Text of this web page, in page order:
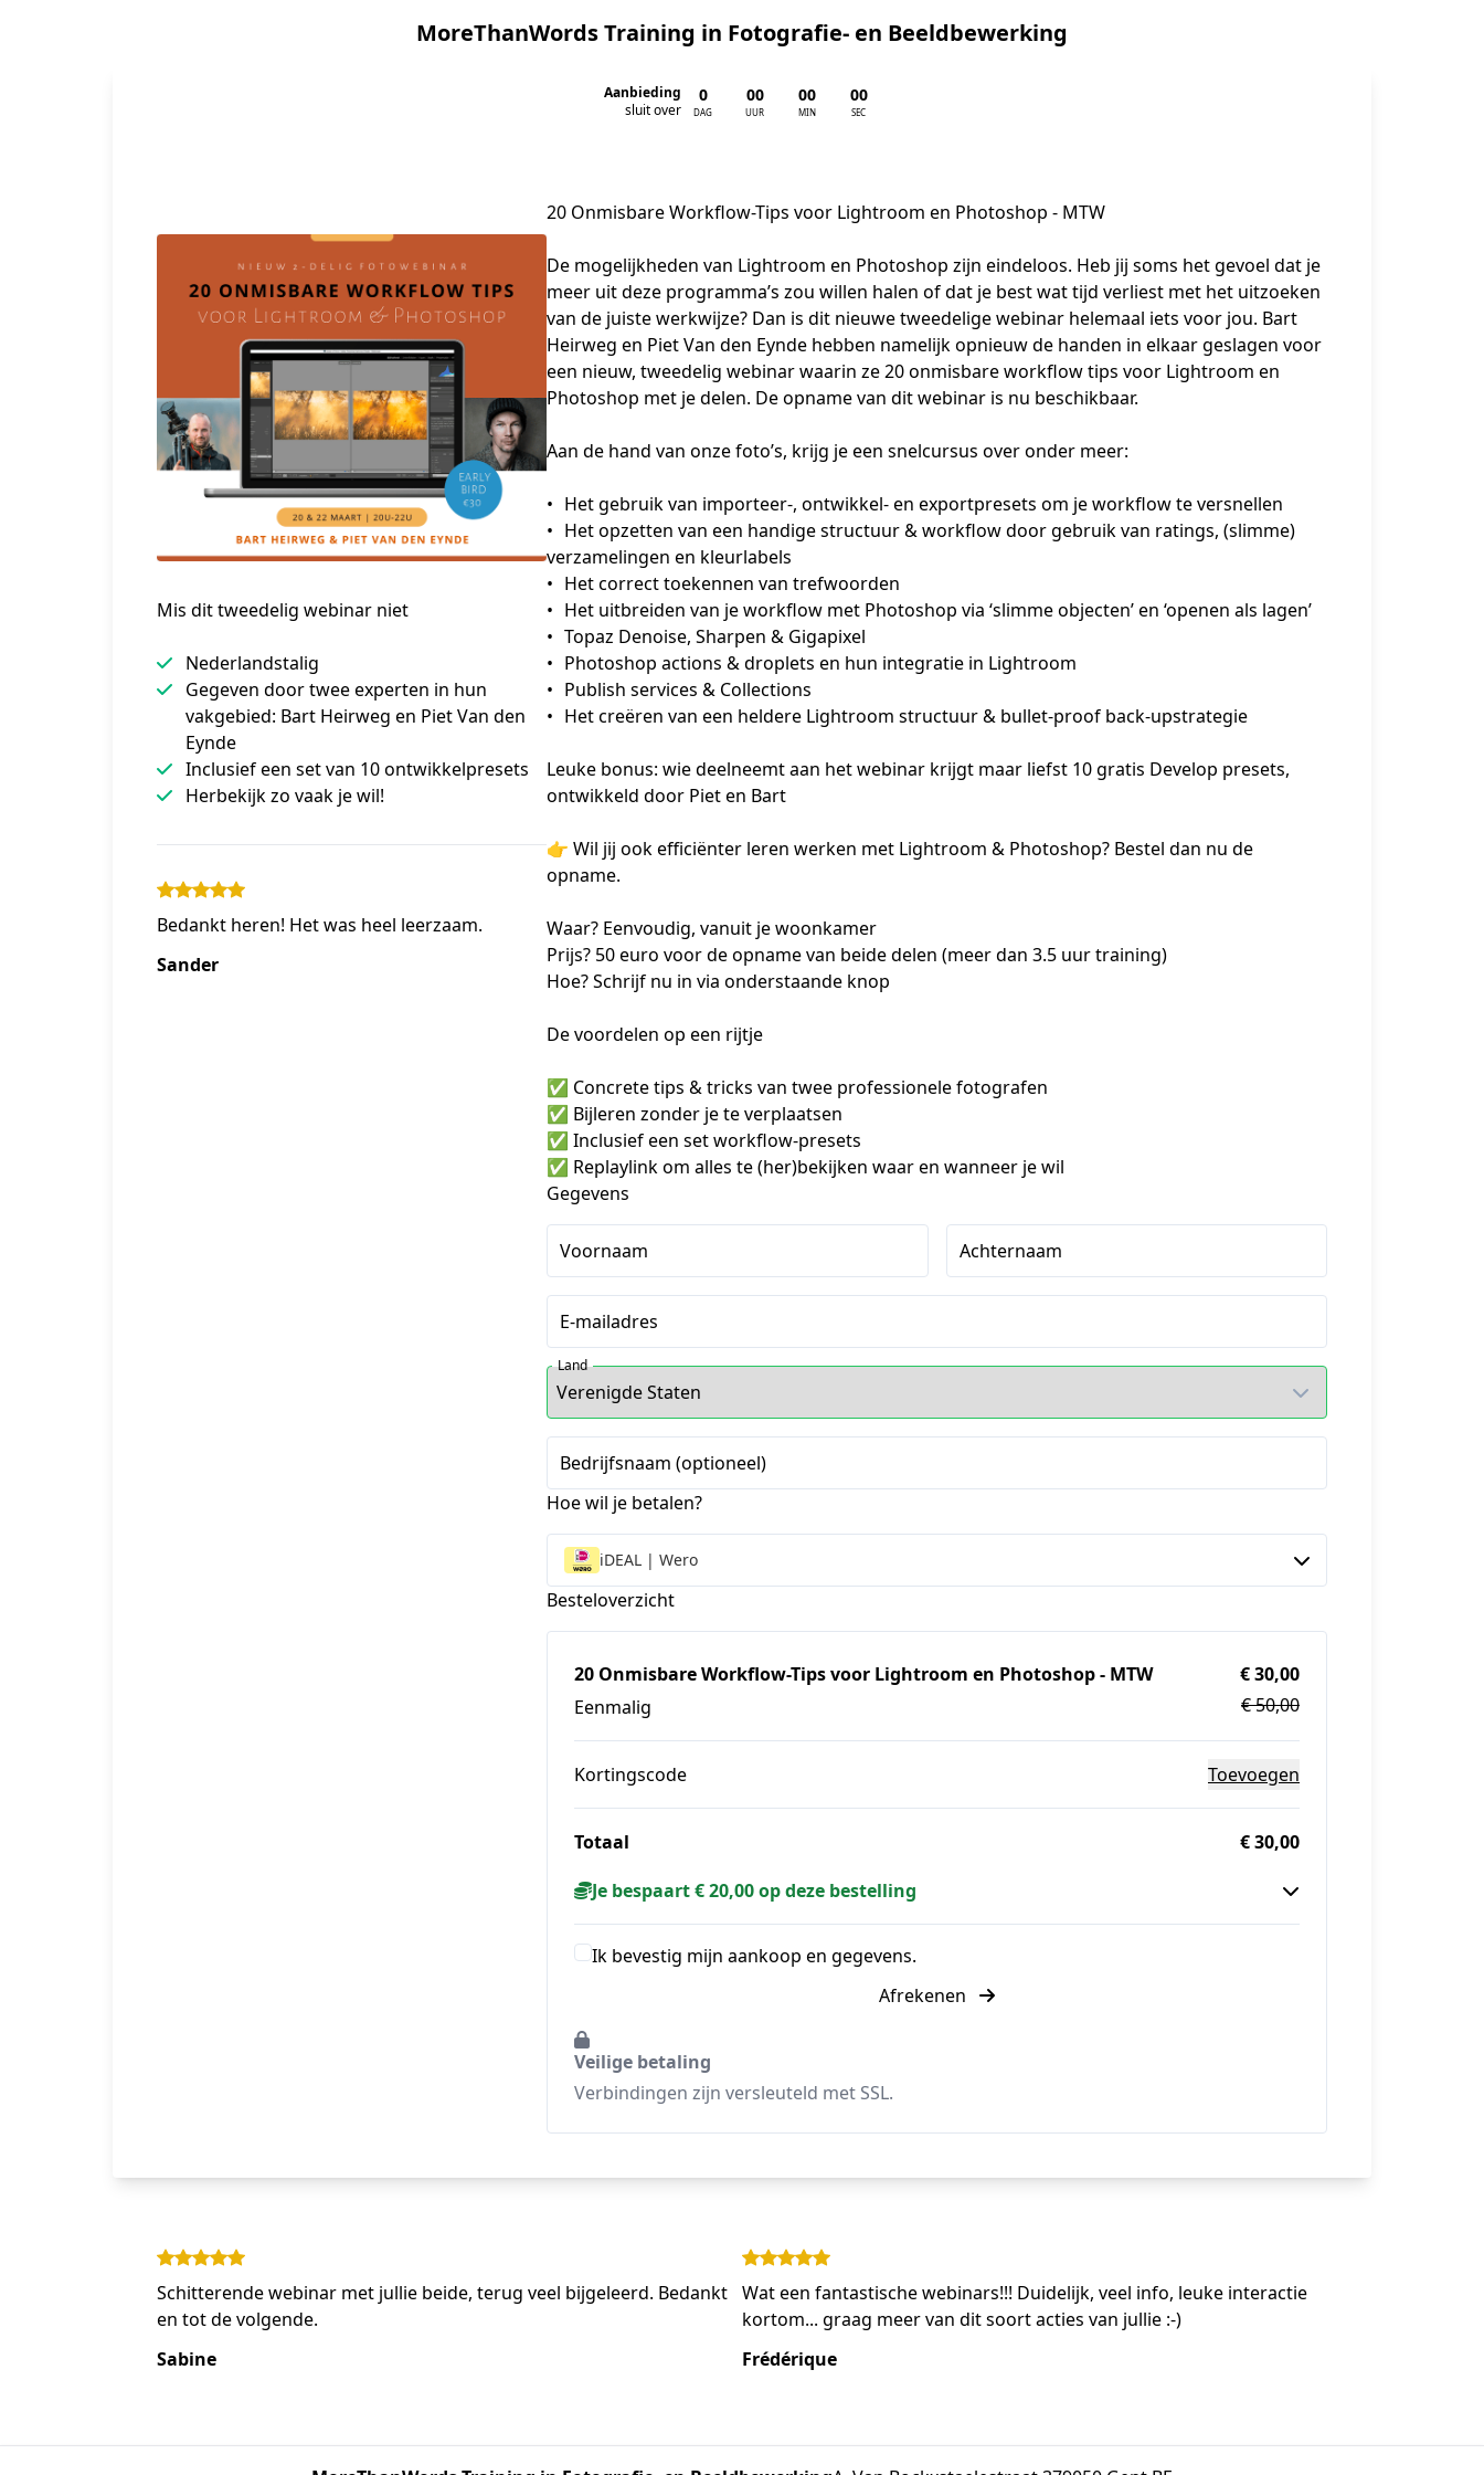
MoreThanWords Training in Fotografie- en Beeldbewerking
Aanbieding
sluit over
0
DAG
00
UUR
00
MIN
00
SEC
Mis dit tweedelig webinar niet
Nederlandstalig
Gegeven door twee experten in hun
vakgebied: Bart Heirweg en Piet Van den
Eynde
Inclusief een set van 10 ontwikkelpresets
Herbekijk zo vaak je wil!
Bedankt heren! Het was heel leerzaam.
Sander
20 Onmisbare Workflow-Tips voor Lightroom en Photoshop - MTW
De mogelijkheden van Lightroom en Photoshop zijn eindeloos. Heb jij soms het gevoel dat je
meer uit deze programma’s zou willen halen of dat je best wat tijd verliest met het uitzoeken
van de juiste werkwijze? Dan is dit nieuwe tweedelige webinar helemaal iets voor jou. Bart
Heirweg en Piet Van den Eynde hebben namelijk opnieuw de handen in elkaar geslagen voor
een nieuw, tweedelig webinar waarin ze 20 onmisbare workflow tips voor Lightroom en
Photoshop met je delen. De opname van dit webinar is nu beschikbaar.
Aan de hand van onze foto’s, krijg je een snelcursus over onder meer:
•	Het gebruik van importeer-, ontwikkel- en exportpresets om je workflow te versnellen
•	Het opzetten van een handige structuur & workflow door gebruik van ratings, (slimme)
verzamelingen en kleurlabels
•	Het correct toekennen van trefwoorden
•	Het uitbreiden van je workflow met Photoshop via ‘slimme objecten’ en ‘openen als lagen’
•	Topaz Denoise, Sharpen & Gigapixel
•	Photoshop actions & droplets en hun integratie in Lightroom
•	Publish services & Collections
•	Het creëren van een heldere Lightroom structuur & bullet-proof back-upstrategie
Leuke bonus: wie deelneemt aan het webinar krijgt maar liefst 10 gratis Develop presets,
ontwikkeld door Piet en Bart
👉 Wil jij ook efficiënter leren werken met Lightroom & Photoshop? Bestel dan nu de
opname.
Waar? Eenvoudig, vanuit je woonkamer
Prijs? 50 euro voor de opname van beide delen (meer dan 3.5 uur training)
Hoe? Schrijf nu in via onderstaande knop
De voordelen op een rijtje
✅ Concrete tips & tricks van twee professionele fotografen
✅ Bijleren zonder je te verplaatsen
✅ Inclusief een set workflow-presets
✅ Replaylink om alles te (her)bekijken waar en wanneer je wil
Gegevens
Voornaam Achternaam
E-mailadres
Land
Bedrijfsnaam (optioneel)
Hoe wil je betalen?
iDEAL | Wero
Besteloverzicht
20 Onmisbare Workflow-Tips voor Lightroom en Photoshop - MTW
Eenmalig
€ 30,00
€ 50,00
Kortingscode Toevoegen
Totaal
€ 30,00
Je bespaart € 20,00 op deze bestelling
Ik bevestig mijn aankoop en gegevens.
Afrekenen
Veilige betaling
Verbindingen zijn versleuteld met SSL.
Schitterende webinar met jullie beide, terug veel bijgeleerd. Bedankt
en tot de volgende.
Sabine
Wat een fantastische webinars!!! Duidelijk, veel info, leuke interactie
kortom... graag meer van dit soort acties van jullie :-)
Frédérique